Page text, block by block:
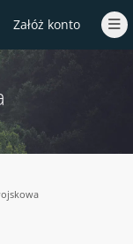
Załóż konto